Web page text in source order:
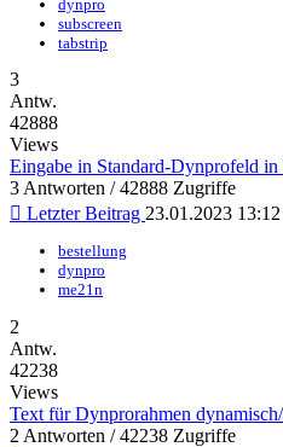
dynpro
subscreen
tabstrip
3
Antw.
42888
Views
Eingabe in Standard-Dynprofeld
3 Antworten / 42888 Zugriffe
Letzter Beitrag 23.01.2023 13:12
bestellung
dynpro
me21n
2
Antw.
42238
Views
Text für Dynprorahmen
2 Antworten / 42238 Zugriffe